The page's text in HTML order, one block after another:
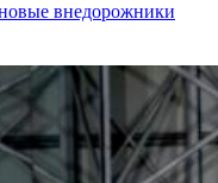
внедорожники